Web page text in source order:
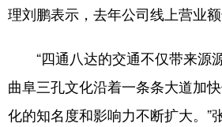
理刘鹏表示，去年公司线上营业额
“四通八达的交通不仅带来源
曲阜三孔文化沿着一条条大道加
化的知名度和影响力不断扩大。”